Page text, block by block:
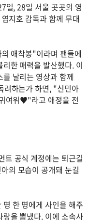
일, 28일 서울 곳곳의 영
지호 감독과 함께 무대
애착봉"이라며 팬들에
한 매력을 발산했다. 이
날리는 영상과 함께
려하는가 하면, "신민아
여워♥"라고 애정을 전
트 공식 계정에는 퇴근길
의 모습이 공개돼 눈길
한 명에게 사인을 해주
을 뽐냈다. 이에 소속사